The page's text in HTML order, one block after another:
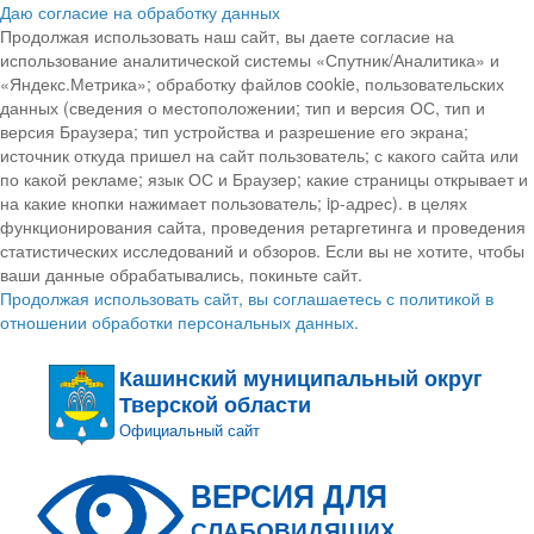
Даю согласие на обработку данных
Продолжая использовать наш сайт, вы даете согласие на
использование аналитической системы «Спутник/Аналитика» и
«Яндекс.Метрика»; обработку файлов cookie, пользовательских
данных (сведения о местоположении; тип и версия ОС, тип и
версия Браузера; тип устройства и разрешение его экрана;
источник откуда пришел на сайт пользователь; с какого сайта или
по какой рекламе; язык ОС и Браузер; какие страницы открывает и
на какие кнопки нажимает пользователь; ip-адрес). в целях
функционирования сайта, проведения ретаргетинга и проведения
статистических исследований и обзоров. Если вы не хотите, чтобы
ваши данные обрабатывались, покиньте сайт.
Продолжая использовать сайт, вы соглашаетесь с политикой в
отношении обработки персональных данных.